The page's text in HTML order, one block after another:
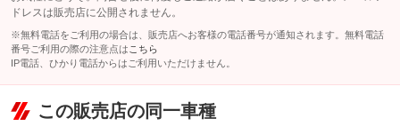
ドレスは販売店に公開されません。
※無料電話をご利用の場合は、販売店へお客様の電話番号が通知されます。無料電話
番号ご利用の際の注意点は こちら
IP電話、ひかり電話からはご利用いただけません。
この販売店の同一車種